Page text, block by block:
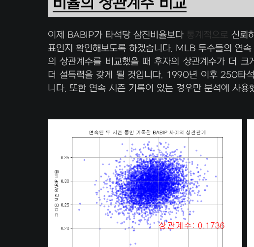
비율의 상관계수 비교
이제 BABIP가 타석당 삼진비율보다 통계적으로 신뢰
표인지 확인해보도록 하겠습니다. MLB 투수들의 연
의 상관계수를 비교했을 때 후자의 상관계수가 더
더 설득력을 갖게 될 것입니다. 1990년 이후 250타
니다. 또한 연속 시즌 기록이 있는 경우만 분석에 사용